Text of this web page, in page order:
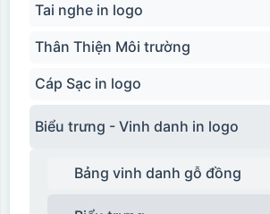
Tai nghe in logo
Thân Thiện Môi trường
Cáp Sạc in logo
Biểu trưng - Vinh danh in logo
Bảng vinh danh gỗ đồng